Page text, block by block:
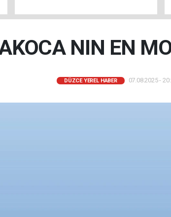
NIN EN
DÜZCE YEREL HABER 07.08.2025 -